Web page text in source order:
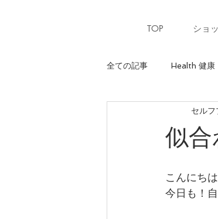
TOP ショ
全ての記事 Health 健康
骨格診
似
セル
こんにち
今日も！